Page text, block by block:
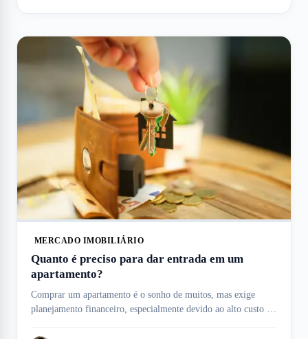
MERCADO IMOBILIÁRIO
Quanto é preciso para dar entrada em um
apartamento?
Comprar um apartamento é o sonho de muitos, mas exige
planejamento financeiro, especialmente devido ao alto custo da